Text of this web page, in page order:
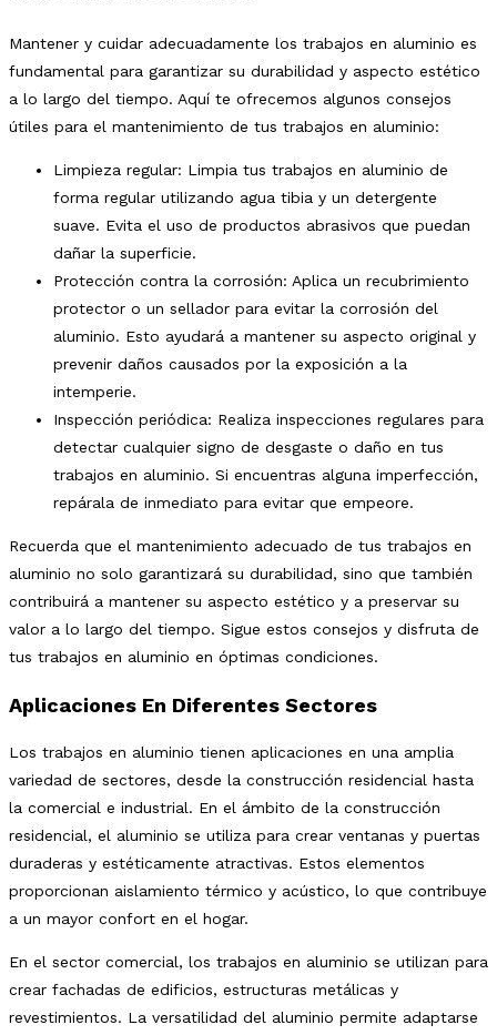
Mantener y cuidar adecuadamente los trabajos en aluminio es
fundamental para garantizar su durabilidad y aspecto estético
a lo largo del tiempo. Aquí te ofrecemos algunos consejos
útiles para el mantenimiento de tus trabajos en aluminio:
Limpieza regular: Limpia tus trabajos en aluminio de
forma regular utilizando agua tibia y un detergente
suave. Evita el uso de productos abrasivos que puedan
dañar la superficie.
Protección contra la corrosión: Aplica un recubrimiento
protector o un sellador para evitar la corrosión del
aluminio. Esto ayudará a mantener su aspecto original y
prevenir daños causados por la exposición a la
intemperie.
Inspección periódica: Realiza inspecciones regulares para
detectar cualquier signo de desgaste o daño en tus
trabajos en aluminio. Si encuentras alguna imperfección,
repárala de inmediato para evitar que empeore.
Recuerda que el mantenimiento adecuado de tus trabajos en
aluminio no solo garantizará su durabilidad, sino que también
contribuirá a mantener su aspecto estético y a preservar su
valor a lo largo del tiempo. Sigue estos consejos y disfruta de
tus trabajos en aluminio en óptimas condiciones.
Aplicaciones En Diferentes Sectores
Los trabajos en aluminio tienen aplicaciones en una amplia
variedad de sectores, desde la construcción residencial hasta
la comercial e industrial. En el ámbito de la construcción
residencial, el aluminio se utiliza para crear ventanas y puertas
duraderas y estéticamente atractivas. Estos elementos
proporcionan aislamiento térmico y acústico, lo que contribuye
a un mayor confort en el hogar.
En el sector comercial, los trabajos en aluminio se utilizan para
crear fachadas de edificios, estructuras metálicas y
revestimientos. La versatilidad del aluminio permite adaptarse